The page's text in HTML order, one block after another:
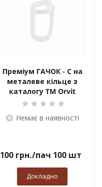
Преміум ГАЧОК - С на
металеве кільце з
каталогу TM Orvit
Немає в наявності
100грн./пач 100 шт
Докладно